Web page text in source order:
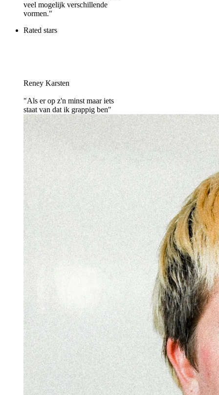
veel mogelijk verschillende
vormen."
Rated stars
Reney Karsten
"Als er op z'n minst maar iets
staat van dat ik grappig ben"